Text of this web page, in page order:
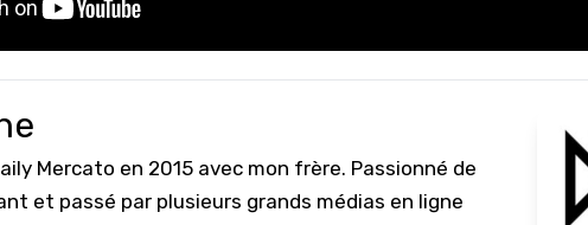
Mercato en 2015 avec mon frère. Passionné de
et passé par plusieurs grands médias en ligne